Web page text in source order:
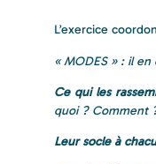
L’exercice
« MODES » : il
Ce qui les
quoi ? Comment
Leur socle à